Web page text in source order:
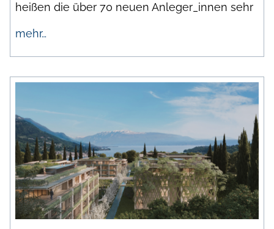
heißen die über 70 neuen Anleger_innen sehr
mehr…